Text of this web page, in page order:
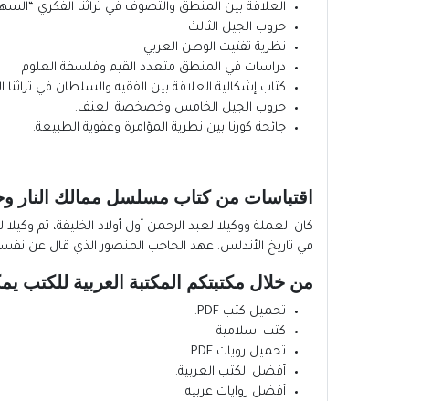
العلاقة بين المنطق والتصوف في تراثنا الفكري
حروب الجيل الثالث
نظرية تفتيت الوطن العربي
دراسات في المنطق متعدد القيم وفلسفة العلوم
كتاب إشكالية العلاقة بين الفقيه والسلطان في تراثنا
حروب الجيل الخامس وخصخصة العنف.
جائحة كورنا بين نظرية المؤامرة وعفوية الطبيعة.
اقتباسات من كتاب مسلسل ممالك النار
كان العملة ووكيلا لعبد الرحمن أول أولاد الخليفة، ثم
في تاريخ الأندلس. عهد الحاجب المنصور الذي قال عن
من خلال مكتبتكم المكتبة العربية للكتب
تحميل كتب PDF.
كتب اسلامية
تحميل رويات PDF.
أفضل الكتب العربية.
أفضل روايات عربيه.